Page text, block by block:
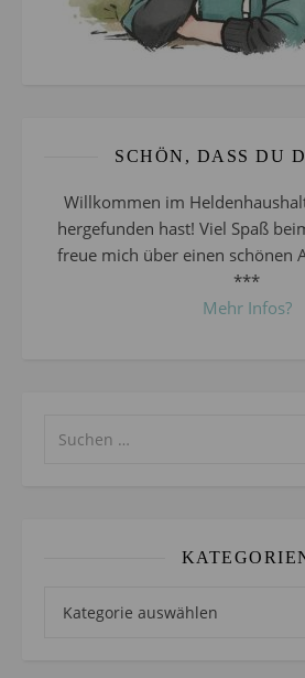
SCHÖN, DASS DU
Willkommen im
hergefunden hast! Viel Spaß
freue mich über einen schönen
***
Mehr Infos?